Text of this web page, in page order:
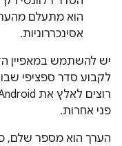
הוא מתעלם
אסינכררוניות.
יש להשתמש במאפיין
לקבוע סדר ספציפי
פני אחרות.
הערך הוא מספר שלם,